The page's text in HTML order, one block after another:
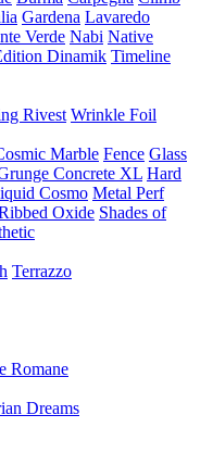
Gardena Lavaredo
Verde Nabi Native
Dinamik Timeline
Rivest Wrinkle Foil
Marble Fence Glass
Concrete XL Hard
Cosmo Metal Perf
Oxide Shades of
Terrazzo
Romane
Dreams